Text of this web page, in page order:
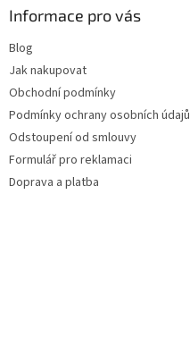
Informace pro vás
Blog
Jak nakupovat
Obchodní podmínky
Podmínky ochrany osobních údajů
Odstoupení od smlouvy
Formulář pro reklamaci
Doprava a platba